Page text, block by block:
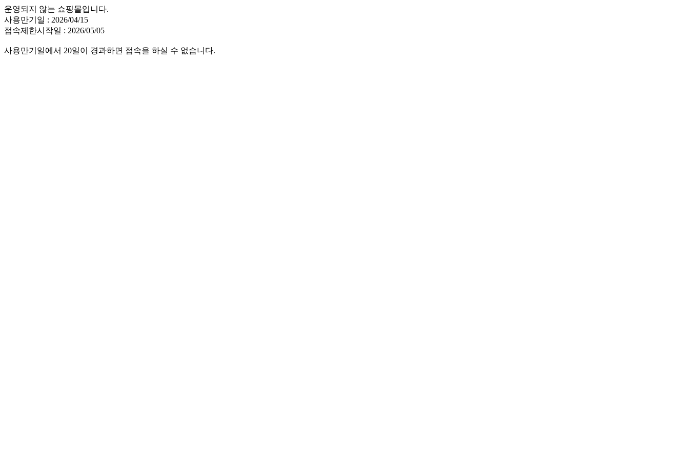
운영되지 않는 쇼핑몰입니다.
사용만기일 : 2026/04/15
접속제한시작일 : 2026/05/05
사용만기일에서 20일이 경과하면 접속을 하실 수 없습니다.